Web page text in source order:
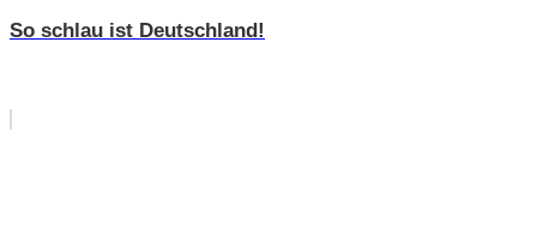
So schlau ist Deutschland!